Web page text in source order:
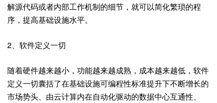
解源代码或者内部工作机制的细节，就可以简化繁琐的程
序，提高基础设施水平。
2、软件定义一切
随着硬件越来越小，功能越来越成熟，成本越来越低，软件
定义一切囊括了在基础设施可编程性标准提升下不断增长的
市场势头、由云计算内在自动化驱动的数据中心互通性、